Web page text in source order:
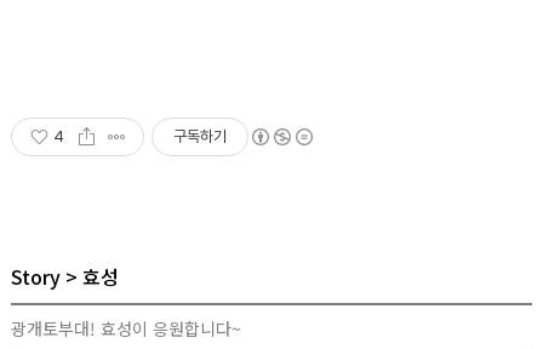
4 구독하기
Story 효성
광개토부대! 효성이 응원합니다~